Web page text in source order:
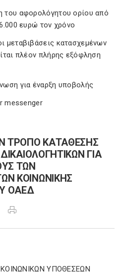
του αφορολόγητου ορίου από
ευρώ τον χρόνο
μεταβιβάσεις κατασχεμένων
πλέον πλήρης εξόφληση
για έναρξη υποβολής
messenger
ΤΡΟΠΟ ΚΑΤΑΘΕΣΗΣ
ΓΙΑ
ΤΩΝ
ΚΟΙΝΩΝΙΚΗΣ
ΟΑΕΔ
ΥΠΟΘΕΣΕΩΝ